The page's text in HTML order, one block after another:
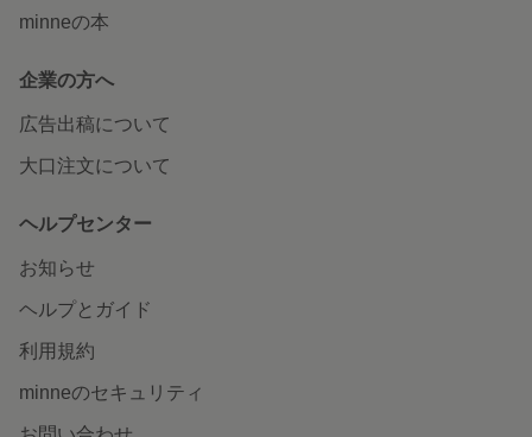
minneの本
企業の方へ
広告出稿について
大口注文について
ヘルプセンター
お知らせ
ヘルプとガイド
利用規約
minneのセキュリティ